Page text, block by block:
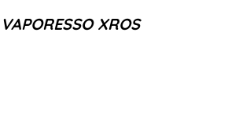
VAPORESSO XROS